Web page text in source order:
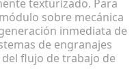
texturizado. Para
sobre mecánica
inmediata de
de engranajes
flujo de trabajo de